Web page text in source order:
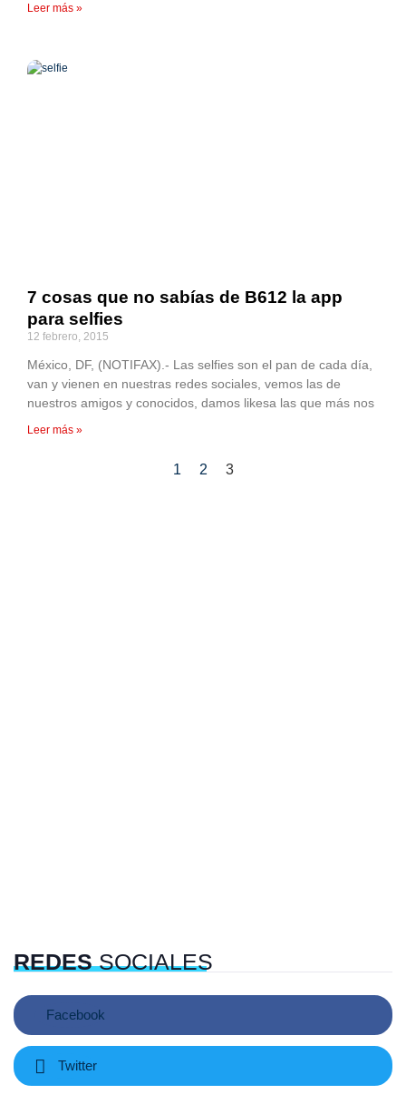
Leer más »
7 cosas que no sabías de B612 la app
para selfies
12 febrero, 2015
México, DF, (NOTIFAX).- Las selfies son el pan de cada día,
van y vienen en nuestras redes sociales, vemos las de
nuestros amigos y conocidos, damos likesa las que más nos
Leer más »
1 2 3
REDESSOCIALES
Facebook
Twitter